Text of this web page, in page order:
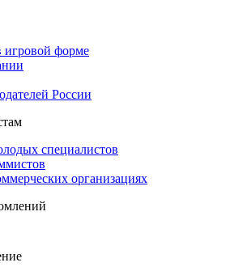
форме
России
специалистов
организациях